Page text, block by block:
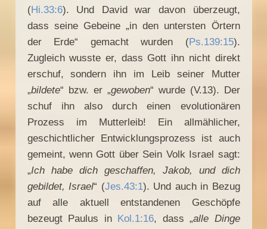
(Hi.33:6). Und David war davon überzeugt,
dass seine Gebeine „in den untersten Örtern
der Erde“ gemacht wurden (Ps.139:15).
Zugleich wusste er, dass Gott ihn nicht direkt
erschuf, sondern ihn im Leib seiner Mutter
„bildete“ bzw. er „gewoben“ wurde (V.13). Der
schuf ihn also durch einen evolutionären
Prozess im Mutterleib! Ein allmählicher,
geschichtlicher Entwicklungsprozess ist auch
gemeint, wenn Gott über Sein Volk Israel sagt:
„Ich habe dich geschaffen, Jakob, und dich
gebildet, Israel“ (Jes.43:1). Und auch in Bezug
auf alle aktuell entstandenen Geschöpfe
bezeugt Paulus in Kol.1:16, dass „alle Dinge